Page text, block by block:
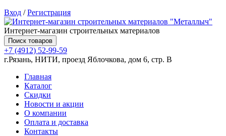
Вход /Регистрация
Интернет-магазин строительных материалов
Поиск товаров
+7 (4912) 52-99-59
г.Рязань, НИТИ, проезд Яблочкова, дом 6, стр. В
Главная
Каталог
Скидки
Новости и акции
О компании
Оплата и доставка
Контакты